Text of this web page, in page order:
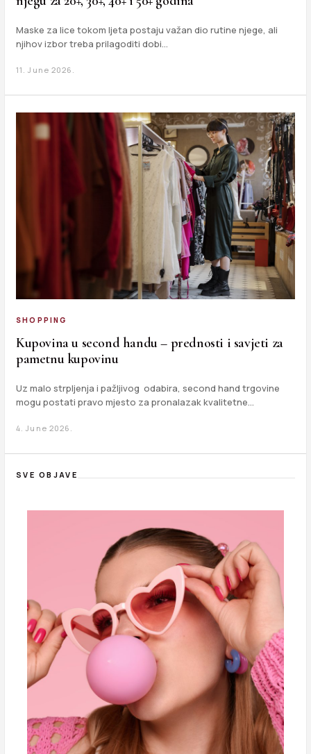
Maske za lice tokom ljeta postaju važan dio rutine njege, ali
njihov izbor treba prilagoditi dobi…
11. June 2026.
SHOPPING
Kupovina u second handu – prednosti i savjeti za
pametnu kupovinu
Uz malo strpljenja i pažljivog odabira, second hand trgovine
mogu postati pravo mjesto za pronalazak kvalitetne…
4. June 2026.
SVE OBJAVE